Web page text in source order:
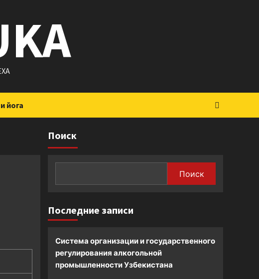
йога
Поиск
Поиск
Последние записи
Система организации и государственного
регулирования алкогольной
промышленности Узбекистана